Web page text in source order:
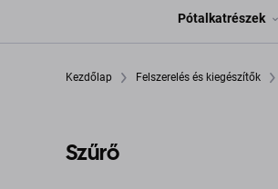
Pótalkatrészek
Kezdőlap Felszerelés és kiegészítők
Szűrő